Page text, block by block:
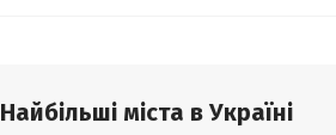
Найбільші міста в Україні